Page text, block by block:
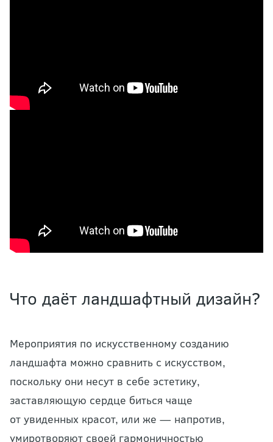
Что даёт ландшафтный дизайн?
Мероприятия по искусственному созданию
ландшафта можно сравнить с искусством,
поскольку они несут в себе эстетику,
заставляющую сердце биться чаще
от увиденных красот, или же — напротив,
умиротворяют своей гармоничностью